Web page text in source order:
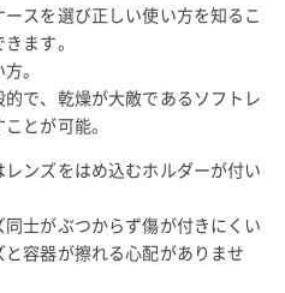
スを選び正しい使い方を知るこ
ます。
。
で、乾燥が大敵であるソフトレ
とが可能。
ンズをはめ込むホルダーが付い
士がぶつからず傷が付きにくい
容器が擦れる心配がありませ